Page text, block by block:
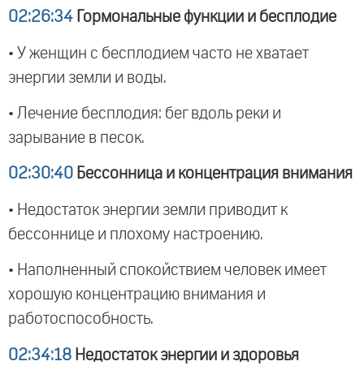
02:26:34 Гормональные функции и бесплодие
• У женщин с бесплодием часто не хватает
энергии земли и воды.
• Лечение бесплодия: бег вдоль реки и
зарывание в песок.
02:30:40 Бессонница и концентрация внимания
• Недостаток энергии земли приводит к
бессоннице и плохому настроению.
• Наполненный спокойствием человек имеет
хорошую концентрацию внимания и
работоспособность.
02:34:18 Недостаток энергии и здоровья